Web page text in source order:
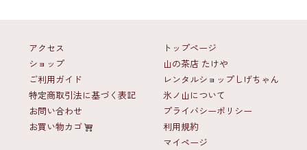
アクセス
ショップ
ご利用ガイド
特定商取引法に基づく表記
お問い合わせ
お買い物カゴ
トップページ
山の茶店 たけや
レンタルショップしげちゃん
氷ノ山について
プライバシーポリシー
利用規約
マイページ